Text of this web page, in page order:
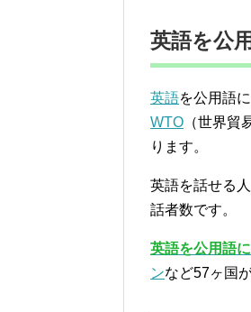
英語を公
英語を公用語
WTO （世界貿
ります。
英語を話せる
話者数です。
英語を公用語
ンなど57ヶ国